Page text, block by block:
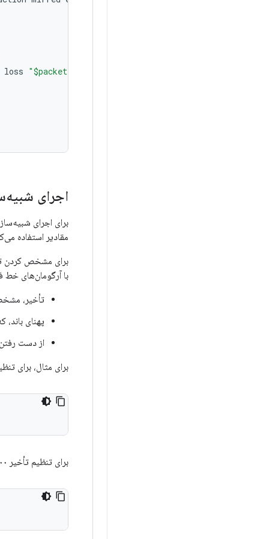
loss "$packetloss"
اجرای
برای اجرای
مقادیر استفاده
برای مشخص کردن
با آرگومان‌های خط
تأخیر،
پهنای
از دست
برای مثال، برای تنظیم تأخیر ۳۰۰ میلی‌ثانیه، پهنای باند ۱۰۰ کیلوبیت و ۵۰٪
برای تنظیم تأخیر ۱۰۰ میلی‌ثانیه، پهنای باند ۱ مگابیت و ۰٪ از دست دادن بسته‌ها، دستور زیر را اجرا کنید: